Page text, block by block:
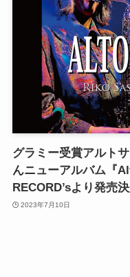
グラミー受賞アルト
んニューアルバム『
RECORD’sより発売決
2023年7月10日